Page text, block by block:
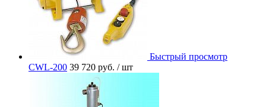
Быстрый просмотр
CWL-200 39 720 руб. / шт